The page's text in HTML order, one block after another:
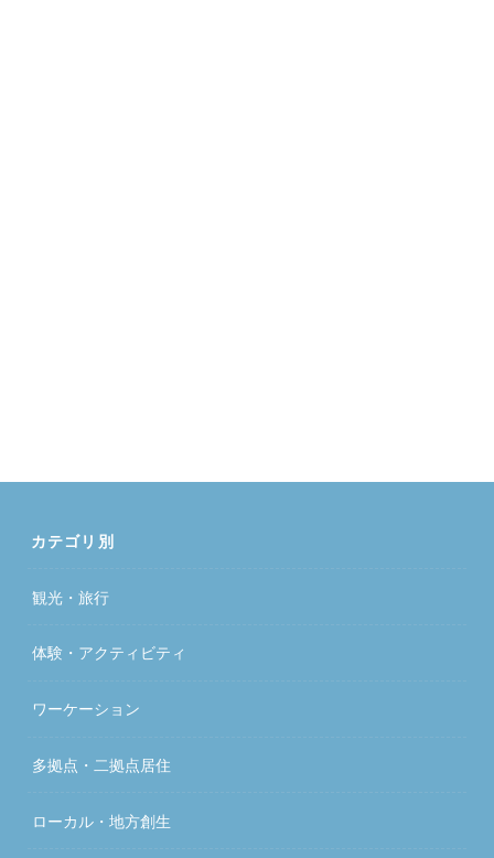
カテゴリ別
観光・旅行
体験・アクティビティ
ワーケーション
多拠点・二拠点居住
ローカル・地方創生